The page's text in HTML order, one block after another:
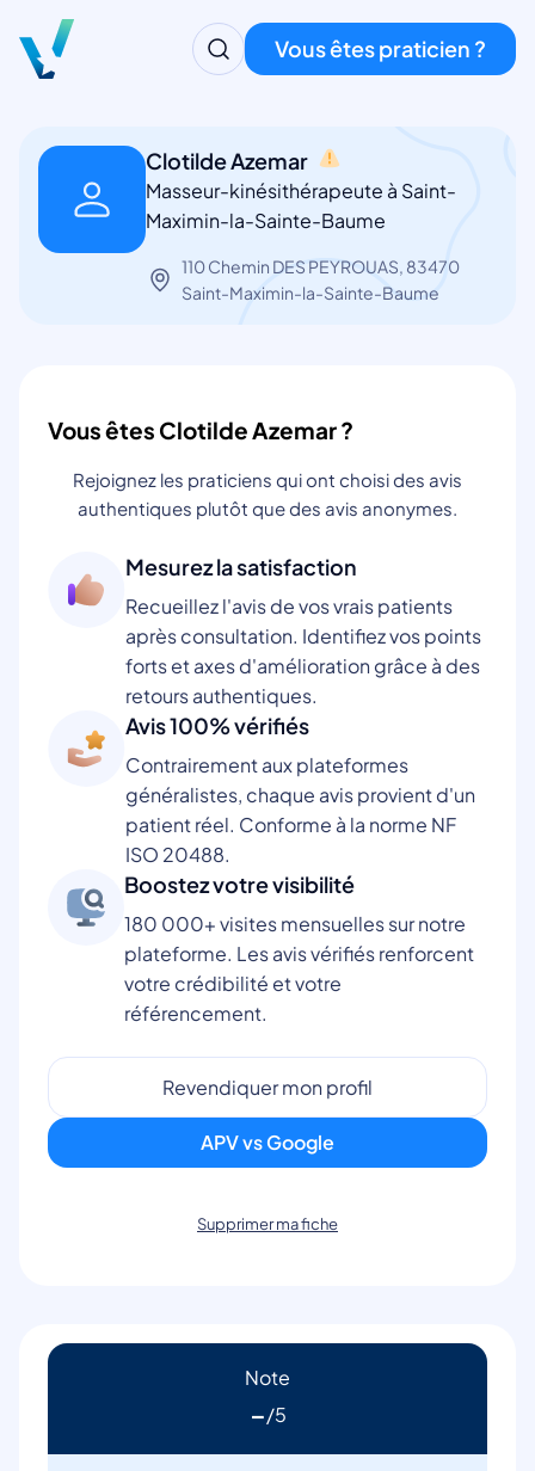
Vous êtes praticien ?
Clotilde Azemar
Masseur-kinésithérapeute à Saint-
Maximin-la-Sainte-Baume
110 Chemin DES PEYROUAS, 83470
Saint-Maximin-la-Sainte-Baume
Vous êtes Clotilde Azemar ?
Rejoignez les praticiens qui ont choisi des avis
authentiques plutôt que des avis anonymes.
Mesurez la satisfaction
Recueillez l'avis de vos vrais patients
après consultation. Identifiez vos points
forts et axes d'amélioration grâce à des
retours authentiques.
Avis 100% vérifiés
Contrairement aux plateformes
généralistes, chaque avis provient d'un
patient réel. Conforme à la norme NF
ISO 20488.
Boostez votre visibilité
180 000+ visites mensuelles sur notre
plateforme. Les avis vérifiés renforcent
votre crédibilité et votre
référencement.
Revendiquer mon profil
APV vs Google
Supprimer ma fiche
Note
-